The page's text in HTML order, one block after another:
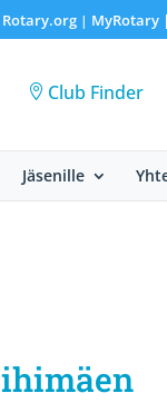
Rotary.org| MyRotary |
Club Finder
Jäsenille